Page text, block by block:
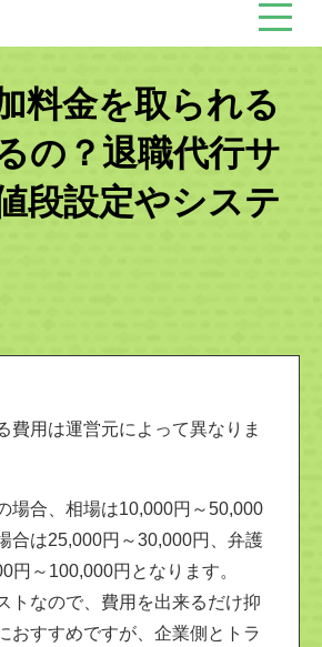
料金を取られる
の？退職代行サ
段設定やシステ
費用は運営元によって異なりま
場合、相場は10,000円～50,000
合は25,000円～30,000円、弁護
円～100,000円となります。
トなので、費用を出来るだけ抑
おすすめですが、企業側とトラ